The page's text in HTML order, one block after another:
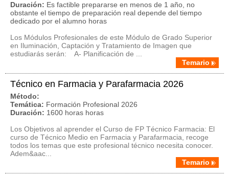
Duración: Es factible prepararse en menos de 1 año, no
obstante el tiempo de preparación real depende del tiempo
dedicado por el alumno horas
Los Módulos Profesionales de este Módulo de Grado Superior
en Iluminación, Captación y Tratamiento de Imagen que
estudiarás serán: A- Planificación de ...
Temario
Técnico en Farmacia y Parafarmacia 2026
Método:
Temática: Formación Profesional 2026
Duración: 1600 horas horas
Los Objetivos al aprender el Curso de FP Técnico Farmacia: El
curso de Técnico Medio en Farmacia y Parafarmacia, recoge
todos los temas que este profesional técnico necesita conocer.
Adem&aac...
Temario